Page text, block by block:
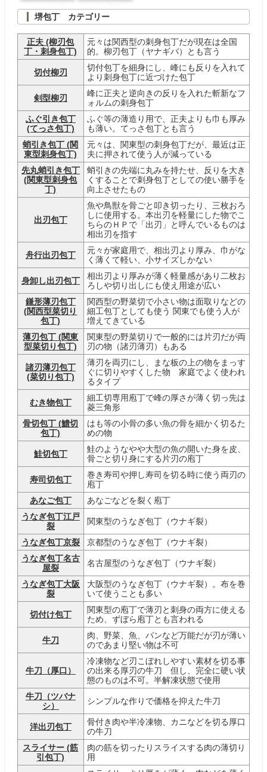
堺包丁 カテゴリー
正夫 (柳刃包
丁・刺身包丁)
元々は関西型の刺身包丁だが現在は全国
的。柳刃包丁（ヤナギバ）とも言う
切付柳刃
切付包丁を細身にし、峰にも反りを入れて
より刺身包丁に近づけた包丁
剣型柳刃
峰に正夫と逆向きの反りを入れた斬新なフ
ォルムの刺身包丁
ふぐ引き包丁
(てっさ包丁)
ふぐ等の薄造り用で、正夫よりも巾も厚み
も薄い。てっさ包丁とも言う
蛸引き包丁 (関
東型刺身包丁)
元々は、関東型の刺身包丁だが、最近は正
夫に押されて使う人が減っている
先丸蛸引き包丁
(関東型刺身包
丁)
蛸引きの先端に丸みを持たせ、反りを大き
くすることで刺身包丁としての使い勝手を
向上させたもの
出刃包丁
魚や鳥獣を骨ごと叩き切ったり、三枚おろ
しに使用する。本出刃を軽量にした物でこ
ちらのＨＰで「出刃」と呼んでいるものは
相出刃を指す
舟行出刃包丁
元々が家庭用で、相出刃より厚み、巾がな
く薄くて軽い、小サイズしかない
身卸し出刃包丁
相出刃より厚みが薄く軽量感があり二枚お
ろしや切り出しにも使え用途が広い
鎌形薄刃包丁
(関西型菜切り
包丁)
関西型の野菜切で小さい物は面取りなどの
細工包丁としても使う 関東でも使う人が
増えてきている
薄刃包丁 (関東
型菜切り包丁)
関東型の野菜切りで一般的には片刃だが両
刃の物（諸刃薄刃）もある
諸刃薄刃包丁
(菜切り包丁)
薄刃を両刃にし、まな板の上の物をまっす
ぐに切りやすくした物 家庭でよく使われ
るタイプ
むき物包丁
細工切専用庖丁で峰の厚さが薄く切っ先は
菱三角形
骨切包丁 (鱧切
包丁)
はも等の小骨の多い魚の骨を細かく切るた
めの物
鮭切包丁
鮭のようなやや大型の魚の開いた身を皮、
骨ごと切り身にする片刃の庖丁
寿司切包丁
巻き寿司や押し寿司を切る時に使う両刃の
庖丁
あなご包丁
あなごなどを裂く庖丁
うなぎ包丁江戸
裂
関東型のうなぎ包丁（ウナギ裂）
うなぎ包丁京裂
京都型のうなぎ包丁（ウナギ裂）
うなぎ包丁名古
屋裂
名古屋型のうなぎ包丁（ウナギ裂）
うなぎ包丁大阪
裂
大阪型のうなぎ包丁（ウナギ裂）。布を巻
いて使うことも多い
切付け包丁
関東型の庖丁で薄刃と刺身の両方に使える
ため、ずぼら庖丁とも言われる
牛刀
肉、野菜、魚、パンなど万能だが刃が薄い
のであまり堅い物は不可
牛刀（厚口）
冷凍物など刃こぼれしやすい素材を切る事
の出来る厚刃の牛刀 但し、完全に硬い状
態のものは不可。半解凍状態で使用
牛刀（ツバナ
シ）
シンプルな作りで価格を抑えた牛刀
洋出刃包丁
骨付き肉や半冷凍物、カニなどを切る厚口
の牛刀
スライサー (筋
引包丁)
肉の筋を切ったりスライスする肉の薄切り
用